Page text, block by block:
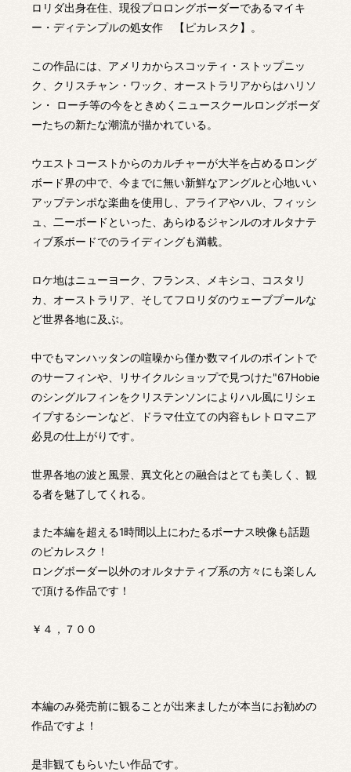
ロリダ出身在住、現役プロロングボーダーであるマイキ
ー・ディテンプルの処女作 【ピカレスク】。
この作品には、アメリカからスコッティ・ストップニッ
ク、クリスチャン・ワック、オーストラリアからはハリソ
ン・ ローチ等の今をときめくニュースクールロングボーダ
ーたちの新たな潮流が描かれている。
ウエストコーストからのカルチャーが大半を占めるロング
ボード界の中で、今までに無い新鮮なアングルと心地いい
アップテンポな楽曲を使用し、アライアやハル、フィッシ
ュ、二ーボードといった、あらゆるジャンルのオルタナテ
ィブ系ボードでのライディングも満載。
ロケ地はニューヨーク、フランス、メキシコ、コスタリ
カ、オーストラリア、そしてフロリダのウェーブプールな
ど世界各地に及ぶ。
中でもマンハッタンの喧噪から僅か数マイルのポイントで
のサーフィンや、リサイクルショップで見つけた"67Hobie
のシングルフィンをクリステンソンによりハル風にリシェ
イプするシーンなど、ドラマ仕立ての内容もレトロマニア
必見の仕上がりです。
世界各地の波と風景、異文化との融合はとても美しく、観
る者を魅了してくれる。
また本編を超える1時間以上にわたるボーナス映像も話題
のピカレスク！
ロングボーダー以外のオルタナティブ系の方々にも楽しん
で頂ける作品です！
￥４，７００
本編のみ発売前に観ることが出来ましたが本当にお勧めの
作品ですよ！
是非観てもらいたい作品です。